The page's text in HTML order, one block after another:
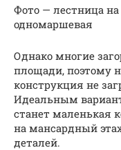
Фото — лестница
одномаршевая
Однако многие
площади, поэтому
конструкция не
Идеальным
станет маленькая
на мансардный
деталей.